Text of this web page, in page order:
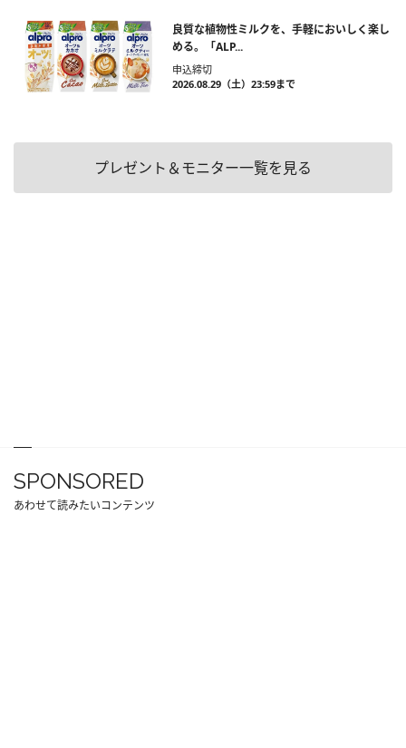
良質な植物性ミルクを、手軽においしく楽し
める。「ALP...
申込締切
2026.08.29（土）23:59まで
プレゼント＆モニター一覧を見る
SPONSORED
あわせて読みたいコンテンツ